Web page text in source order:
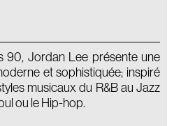
90, Jordan Lee présente une
et sophistiquée; inspiré
musicaux du R&B au Jazz
ou le Hip-hop.